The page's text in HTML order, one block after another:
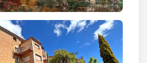
intensos i sanguines vibrants, va
serena de molts racons
seva sensibilitat anava més enllà
donava vida als rostres, als
i a la pintura religiosa, sempre